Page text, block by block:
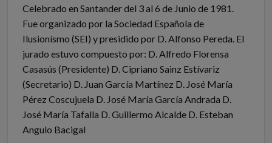
Celebrado en Santander del 3 al 6 de Junio de 1981.
Fue organizado por la Sociedad Española de
Ilusionísmo (SEI) y presidido por D. Alfonso Pereda. El
jurado estuvo compuesto por: D. Alfredo Florensa
Casasús (Presidente) D. Cipriano Sainz Estívariz
(Secretario) D. Juan García Martínez D. José María
Pérez Coscujuela D. José María García Andrada D.
José María Tafalla D. Guillermo Alcalde D. Esteban
Angulo Bacigal